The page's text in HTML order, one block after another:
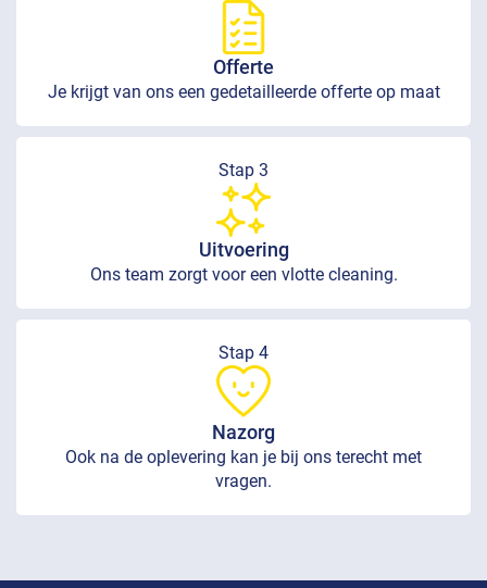
Offerte
Je krijgt van ons een gedetailleerde offerte op maat
Stap 3
Uitvoering
Ons team zorgt voor een vlotte cleaning.
Stap 4
Nazorg
Ook na de oplevering kan je bij ons terecht met
vragen.